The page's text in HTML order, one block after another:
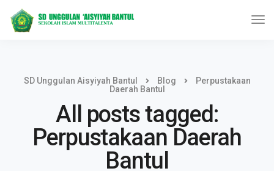
SD Unggulan Aisyiyah Bantul Blog
Perpustakaan
Daerah Bantul
All posts tagged:
Perpustakaan Daerah
Bantul